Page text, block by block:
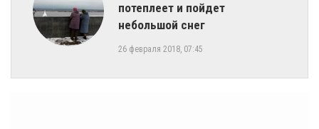
потеплеет и пойдет
небольшой снег
26 февраля 2018, 07:45